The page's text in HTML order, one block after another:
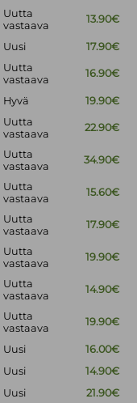
Uutta
vastaava
13.90€
Uusi 17.90€
Uutta
vastaava
16.90€
Hyvä 19.90€
Uutta
vastaava
22.90€
Uutta
vastaava
34.90€
Uutta
vastaava
15.60€
Uutta
vastaava
17.90€
Uutta
vastaava
19.90€
Uutta
vastaava
14.90€
Uutta
vastaava
19.90€
Uusi
16.00€
Uusi
14.90€
Uusi 21.90€